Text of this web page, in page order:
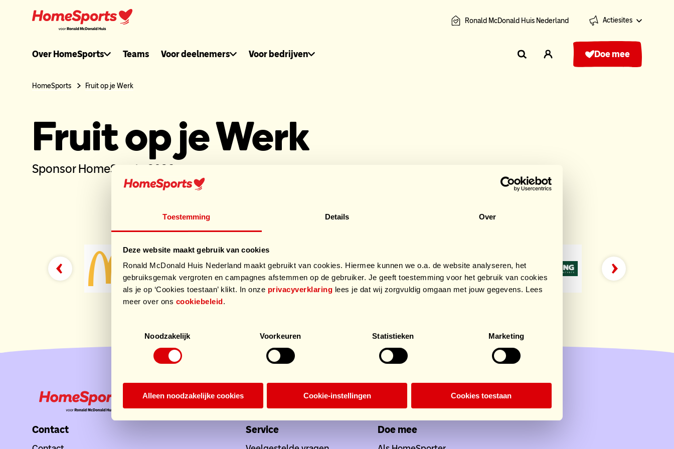
Toestemming Details Over
Deze website maakt gebruik van cookies
Ronald McDonald Huis Nederland maakt gebruikt van cookies. Hiermee kunnen we o.a. de website analyseren, het
gebruiksgemak vergroten en campagnes afstemmen op de gebruiker. Je geeft toestemming voor het gebruik van cookies
als je op ‘Cookies toestaan’ klikt. In onze privacyverklaring lees je dat wij zorgvuldig omgaan met jouw gegevens. Lees
meer over ons cookiebeleid.
Noodzakelijk
Voorkeuren Statistieken Marketing
Alleen noodzakelijke cookies Cookie-instellingen Cookies toestaan
Ronald McDonald Huis Nederland Actiesites
Ronaldmcdonaldhuis.nl
header
menu
Over HomeSports Teams Voor deelnemers Voor bedrijven Doe mee
HomeSports Fruit op je Werk
Fruit op je Werk
Sponsor HomeSports 2026
Sponsors HomeSports
Contact Service Doe mee